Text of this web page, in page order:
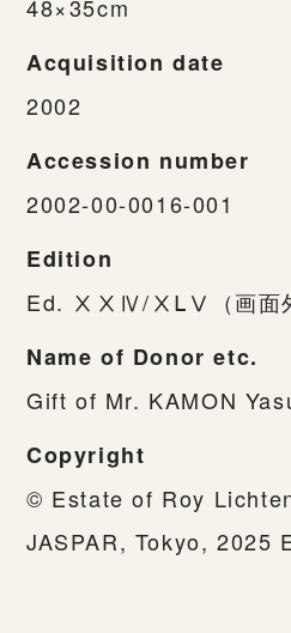
48×35cm
Acquisition date
2002
Accession number
2002-00-0016-001
Edition
Ed. ⅩⅩⅣ/ⅩⅬⅤ（画面外
Name of Donor etc.
Gift of Mr. KAMON
Copyright
© Estate of Roy
JASPAR, Tokyo, 2025